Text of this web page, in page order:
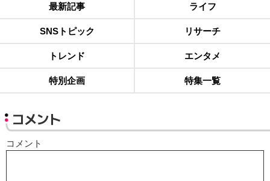
最新記事 ライフ
SNSトピック リサーチ
トレンド エンタメ
特別企画 特集一覧
コメント
コメント